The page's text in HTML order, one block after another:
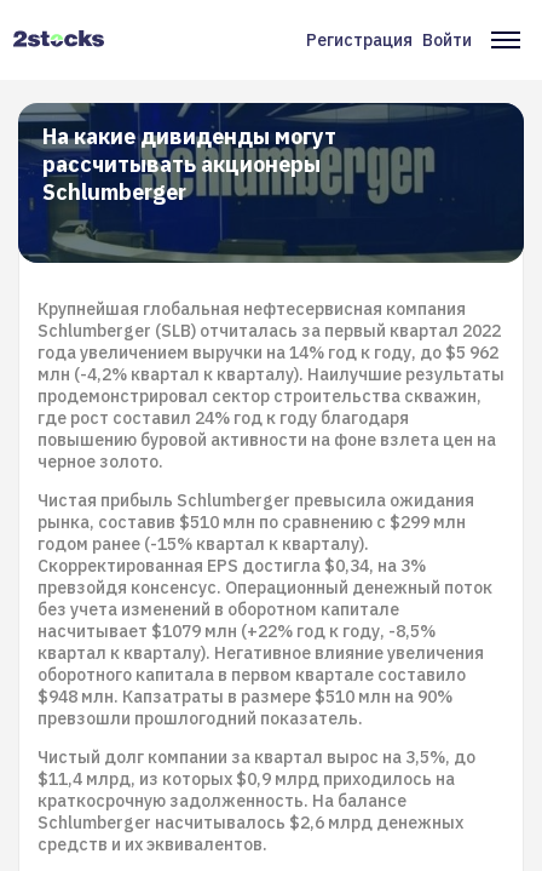
Меню
учётной
записи
пользователя
Регистрация Войти
На какие дивиденды могут
рассчитывать акционеры
Schlumberger
Крупнейшая глобальная нефтесервисная компания
Schlumberger (SLB) отчиталась за первый квартал 2022
года увеличением выручки на 14% год к году, до $5 962
млн (-4,2% квартал к кварталу). Наилучшие результаты
продемонстрировал сектор строительства скважин,
где рост составил 24% год к году благодаря
повышению буровой активности на фоне взлета цен на
черное золото.
Чистая прибыль Schlumberger превысила ожидания
рынка, составив $510 млн по сравнению с $299 млн
годом ранее (-15% квартал к кварталу).
Скорректированная EPS достигла $0,34, на 3%
превзойдя консенсус. Операционный денежный поток
без учета изменений в оборотном капитале
насчитывает $1079 млн (+22% год к году, -8,5%
квартал к кварталу). Негативное влияние увеличения
оборотного капитала в первом квартале составило
$948 млн. Капзатраты в размере $510 млн на 90%
превзошли прошлогодний показатель.
Чистый долг компании за квартал вырос на 3,5%, до
$11,4 млрд, из которых $0,9 млрд приходилось на
краткосрочную задолженность. На балансе
Schlumberger насчитывалось $2,6 млрд денежных
средств и их эквивалентов.